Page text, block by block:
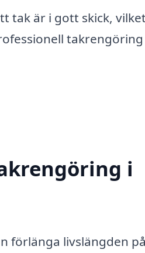
tak är i gott skick,
i
förlänga livslängden